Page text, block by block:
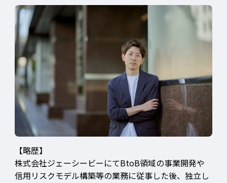
【略歴】
株式会社ジェーシービーにてBtoB領域の事業開発や
信用リスクモデル構築等の業務に従事した後、独立し